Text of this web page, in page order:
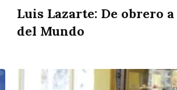
Luis Lazarte: De obrero
del Mundo